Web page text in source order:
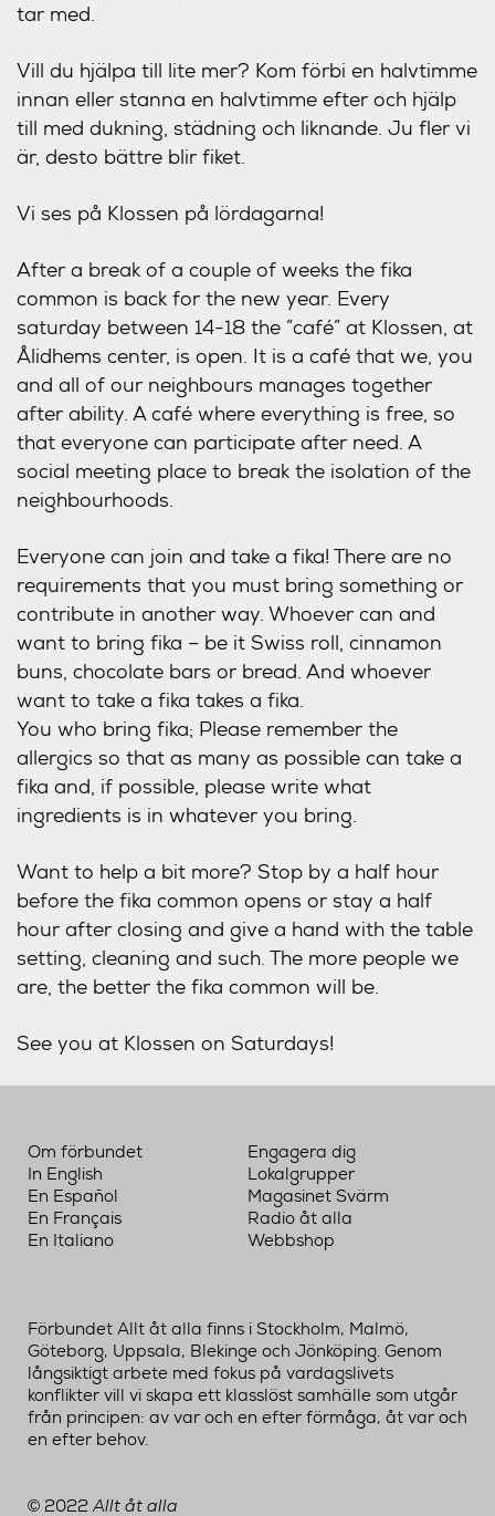
tar med.
Vill du hjälpa till lite mer? Kom förbi en halvtimme
innan eller stanna en halvtimme efter och hjälp
till med dukning, städning och liknande. Ju fler vi
är, desto bättre blir fiket.
Vi ses på Klossen på lördagarna!
After a break of a couple of weeks the fika
common is back for the new year. Every
saturday between 14-18 the ”café” at Klossen, at
Ålidhems center, is open. It is a café that we, you
and all of our neighbours manages together
after ability. A café where everything is free, so
that everyone can participate after need. A
social meeting place to break the isolation of the
neighbourhoods.
Everyone can join and take a fika! There are no
requirements that you must bring something or
contribute in another way. Whoever can and
want to bring fika – be it Swiss roll, cinnamon
buns, chocolate bars or bread. And whoever
want to take a fika takes a fika.
You who bring fika; Please remember the
allergics so that as many as possible can take a
fika and, if possible, please write what
ingredients is in whatever you bring.
Want to help a bit more? Stop by a half hour
before the fika common opens or stay a half
hour after closing and give a hand with the table
setting, cleaning and such. The more people we
are, the better the fika common will be.
See you at Klossen on Saturdays!
Om förbundet
In English
En Español
En Français
En Italiano
Engagera dig
Lokalgrupper
Magasinet Svärm
Radio åt alla
Webbshop
Förbundet Allt åt alla finns i Stockholm, Malmö,
Göteborg, Uppsala, Blekinge och Jönköping. Genom
långsiktigt arbete med fokus på vardagslivets
konflikter vill vi skapa ett klasslöst samhälle som utgår
från principen: av var och en efter förmåga, åt var och
en efter behov.
© 2022Allt åt alla